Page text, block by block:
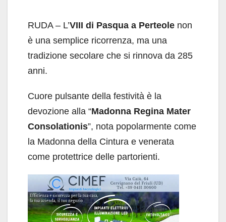
RUDA – L’VIII di Pasqua a Perteole non
è una semplice ricorrenza, ma una
tradizione secolare che si rinnova da 285
anni.
Cuore pulsante della festività è la
devozione alla “Madonna Regina Mater
Consolationis”, nota popolarmente come
la Madonna della Cintura e venerata
come protettrice delle partorienti.